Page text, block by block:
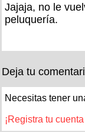
Jajaja, no le
peluquería.
Deja tu
Necesitas tener
¡Registra tu